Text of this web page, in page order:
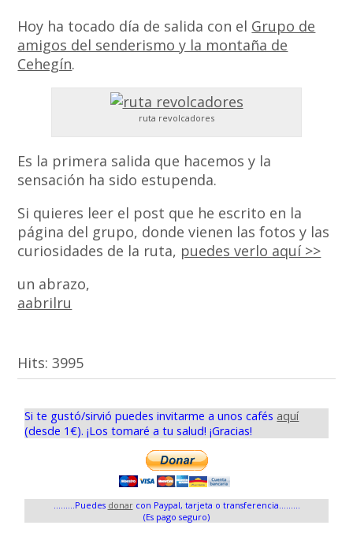
Hoy ha tocado día de salida con el Grupo de
amigos del senderismo y la montaña de
Cehegín.
ruta revolcadores
Es la primera salida que hacemos y la
sensación ha sido estupenda.
Si quieres leer el post que he escrito en la
página del grupo, donde vienen las fotos y las
curiosidades de la ruta, puedes verlo aquí >>
un abrazo,
aabrilru
Hits: 3995
Si te gustó/sirvió puedes invitarme a unos cafés aquí
(desde 1€). ¡Los tomaré a tu salud! ¡Gracias!
.........Puedes donarcon Paypal, tarjeta o transferencia.........
(Es pago seguro)